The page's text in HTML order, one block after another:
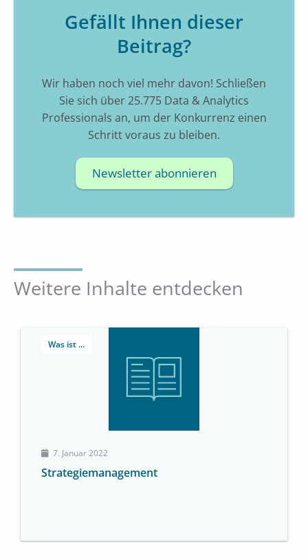
Gefällt Ihnen dieser
Beitrag?
Wir haben noch viel mehr davon! Schließen
Sie sich über 25.775 Data & Analytics
Professionals an, um der Konkurrenz einen
Schritt voraus zu bleiben.
Newsletter abonnieren
Weitere Inhalte entdecken
Was ist ...
7. Januar 2022
Strategiemanagement